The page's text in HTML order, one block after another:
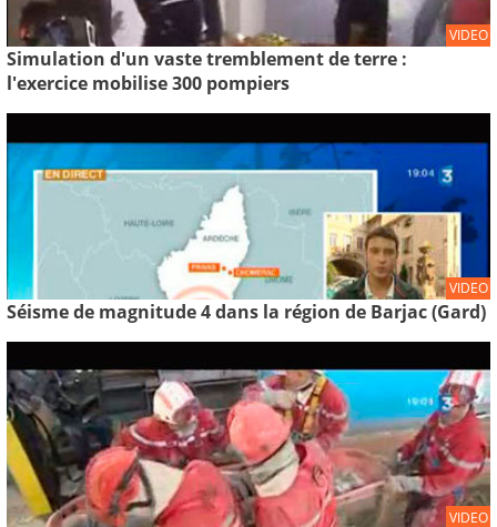
VIDEO
Simulation d'un vaste tremblement de terre :
l'exercice mobilise 300 pompiers
VIDEO
Séisme de magnitude 4 dans la région de Barjac (Gard)
VIDEO